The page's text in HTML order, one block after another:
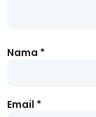
Nama *
Email *